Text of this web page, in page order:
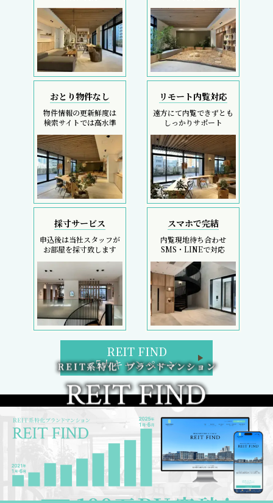
おとり物件なし
物件情報の更新鮮度は
検索サイトでは高水準
リモート内覧対応
遠方にて内覧できずとも
しっかりサポート
採寸サービス
申込後は当社スタッフが
お部屋を採寸致します
スマホで完結
内覧現地待ち合わせ
SMS・LINEで対応
REIT FIND
5大キャンペーン